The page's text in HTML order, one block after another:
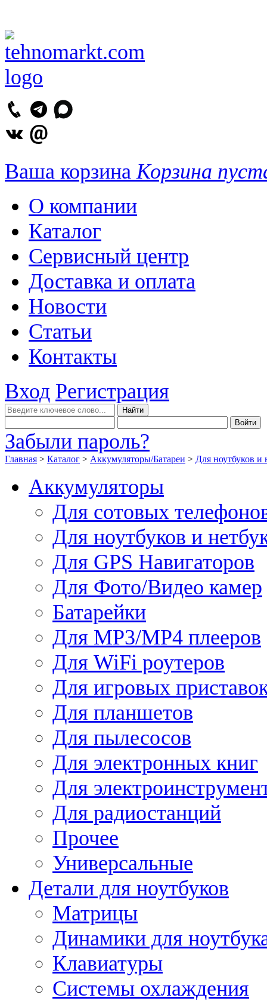
Ваша корзина Корзина
О компании
Каталог
Сервисный центр
Доставка и оплата
Новости
Статьи
Контакты
Вход Регистрация
Забыли пароль?
Главная > Каталог > Аккумуляторы/Батареи > Для ноутбуков и
Аккумуляторы
Для сотовых
Для ноутбуков и
Для GPS Навигаторов
Для Фото/Видео камер
Батарейки
Для MP3/MP4 плееров
Для WiFi роутеров
Для игровых
Для планшетов
Для пылесосов
Для электронных книг
Для
Для радиостанций
Прочее
Универсальные
Детали для ноутбуков
Матрицы
Динамики для
Клавиатуры
Системы охлаждения